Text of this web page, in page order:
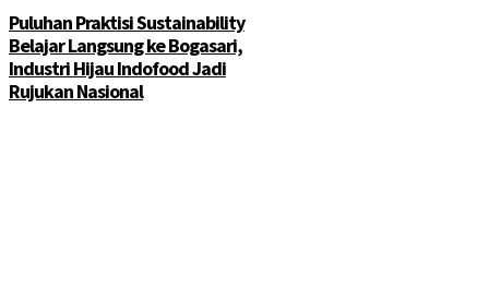
Puluhan Praktisi Sustainability
Belajar Langsung ke Bogasari,
Industri Hijau Indofood Jadi
Rujukan Nasional